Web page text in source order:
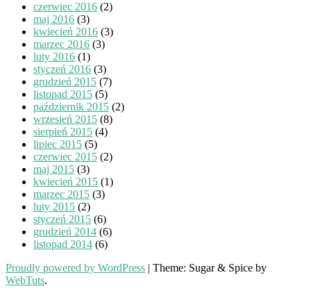
czerwiec 2016 (2)
maj 2016 (3)
kwiecień 2016 (3)
marzec 2016 (3)
luty 2016 (1)
styczeń 2016 (3)
grudzień 2015 (7)
listopad 2015 (5)
październik 2015 (2)
wrzesień 2015 (8)
sierpień 2015 (4)
lipiec 2015 (5)
czerwiec 2015 (2)
maj 2015 (3)
kwiecień 2015 (1)
marzec 2015 (3)
luty 2015 (2)
styczeń 2015 (6)
grudzień 2014 (6)
listopad 2014 (6)
Proudly powered by WordPress | Theme: Sugar & Spice by
WebTuts.